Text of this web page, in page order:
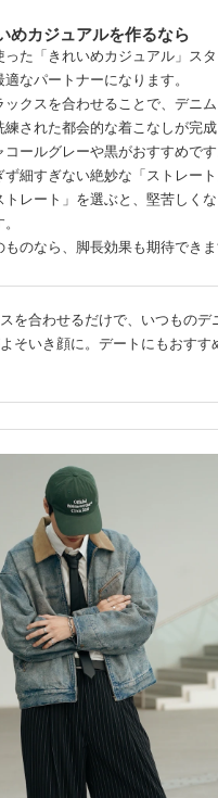
めカジュアルを作るなら
た「きれいめカジュアル」ス
なパートナーになります。
ックスを合わせることで、デニ
された都会的な着こなしが完成
ールグレーや黒がおすすめです
ず細すぎない絶妙な「ストレー
トレート」を選ぶと、堅苦しく
のなら、脚長効果も期待できま
を合わせるだけで、いつものデ
そいき顔に。デートにもおすす